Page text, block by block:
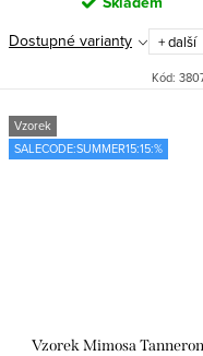
Dostupné varianty
+ další
Kód:
Vzorek
SALECODE:SUMMER15:15:%
Vzorek Mimosa